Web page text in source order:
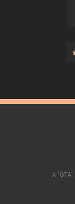
A